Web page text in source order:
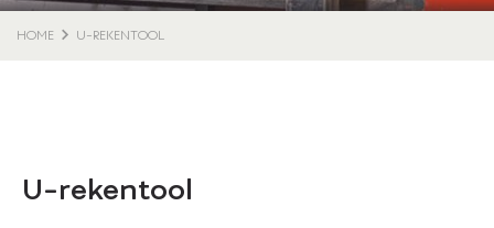
HOME U-REKENTOOL
U-rekentool